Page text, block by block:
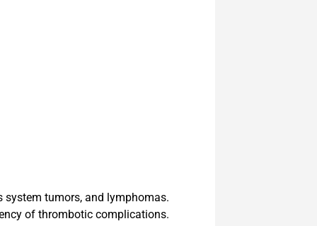
tumors, and lymphomas.
of thrombotic complications.